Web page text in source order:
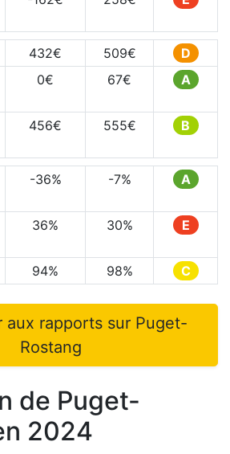
432€ 509€
D
0€ 67€ A
456€ 555€ B
-36% -7% A
36% 30% E
94% 98% C
aux rapports sur Puget-
Rostang
de Puget-
2024